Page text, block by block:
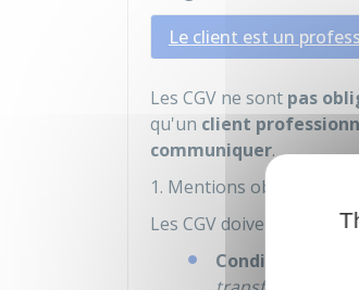
Le client est un
Les CGV ne sont pas
qu'un client
communiquer.
1. Mentions obligatoires
Les CGV doivent alors
Conditions de